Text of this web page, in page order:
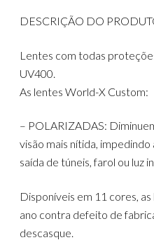
DESCRIÇÃO DO
Lentes com todas
UV400.
As lentes World-X Custom:
– POLARIZADAS:
visão mais nítida,
saída de túneis, farol ou luz
Disponíveis em 11 cores,
ano contra defeito de
descasque.